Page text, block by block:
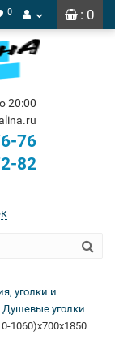
: 0
0
20:00
76
82
уголки и
Душевые уголки
1060)x700x1850